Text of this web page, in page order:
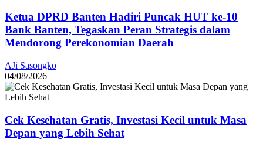
Ketua DPRD Banten Hadiri Puncak HUT ke-10
Bank Banten, Tegaskan Peran Strategis dalam
Mendorong Perekonomian Daerah
AJi Sasongko
04/08/2026
Cek Kesehatan Gratis, Investasi Kecil untuk Masa
Depan yang Lebih Sehat